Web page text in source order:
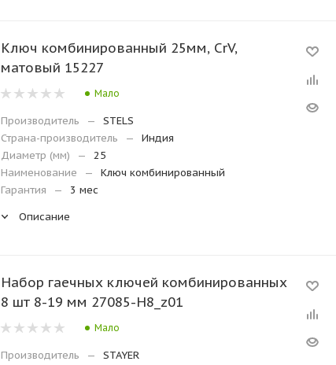
Ключ комбинированный 25мм, CrV,
матовый 15227
Мало
Производитель —
STELS
Страна-производитель
—
Индия
Диаметр (мм)
—
25
Наименование
—
Ключ комбинированный
Гарантия
—
3 мес
Описание
Набор гаечных ключей комбинированных
8 шт 8-19 мм 27085-H8_z01
Мало
Производитель —
STAYER